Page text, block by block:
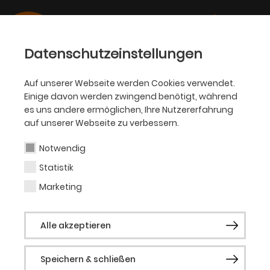
Datenschutzeinstellungen
Auf unserer Webseite werden Cookies verwendet.
Einige davon werden zwingend benötigt, während
es uns andere ermöglichen, Ihre Nutzererfahrung
auf unserer Webseite zu verbessern.
Notwendig
Statistik
Marketing
Alle akzeptieren
Speichern & schließen
PHILHARMONIKER
Claire Huangci
Gastsolistin (Klavier)
Die Pianistin Claire Huangci (*1990) wuchs
in den USA in der Nähe von Philadelpia als
Kind chinesischer Eltern auf. Mit sechs
Jahren begann sie mit dem Klavierspiel